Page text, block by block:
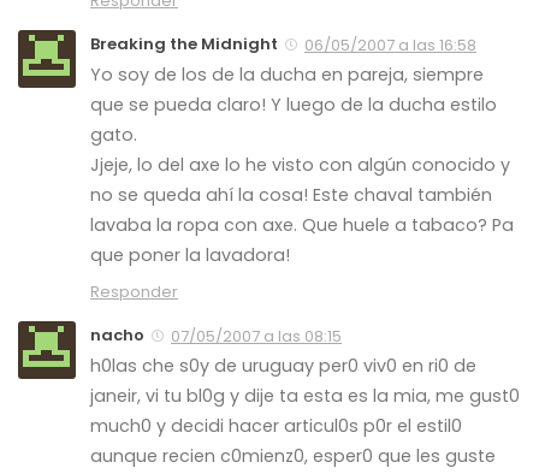
Breaking the Midnight
06/05/2007 a las 16:58
Yo soy de los de la ducha en pareja, siempre
que se pueda claro! Y luego de la ducha estilo
gato.
Jjeje, lo del axe lo he visto con algún conocido y
no se queda ahí la cosa! Este chaval también
lavaba la ropa con axe. Que huele a tabaco? Pa
que poner la lavadora!
Responder
nacho
07/05/2007 a las 08:15
h0las che s0y de uruguay per0 viv0 en ri0 de
janeir, vi tu bl0g y dije ta esta es la mia, me gust0
much0 y decidi hacer articul0s p0r el estil0
aunque recien c0mienz0, esper0 que les guste